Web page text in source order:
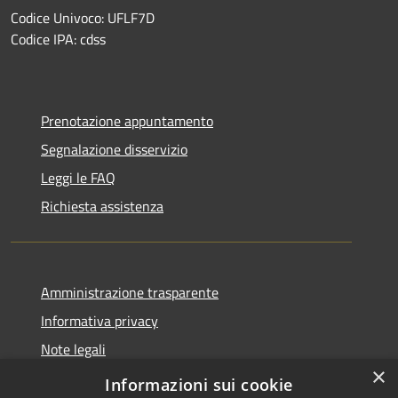
Codice Univoco: UFLF7D
Codice IPA: cdss
Prenotazione appuntamento
Segnalazione disservizio
Leggi le FAQ
Richiesta assistenza
Amministrazione trasparente
Informativa privacy
Note legali
Dichiarazione di accessibilità
×
Informazioni sui cookie